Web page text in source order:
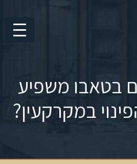
בטאבו משפיע
במקרקעין?